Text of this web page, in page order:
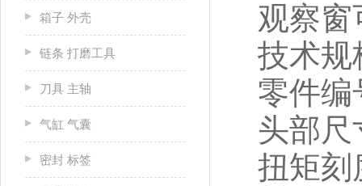
箱子 外壳
链条 打磨工具
刀具 主轴
气缸 气囊
密封 标签
观察
技术规
零件
头部
扭矩刻